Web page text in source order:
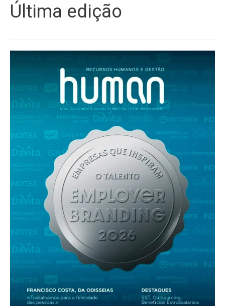
Última edição